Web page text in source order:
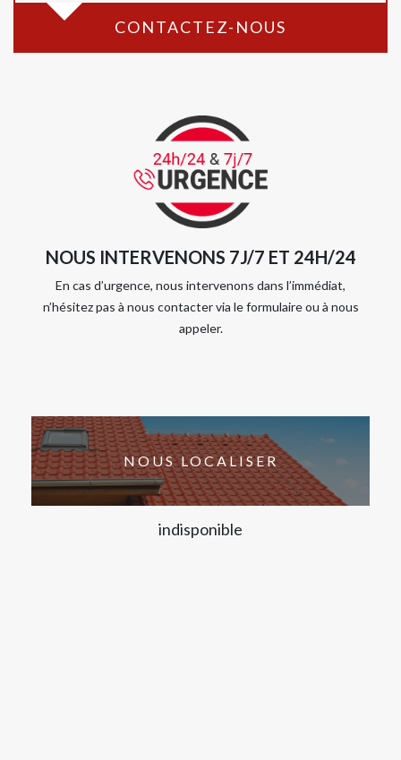
CONTACTEZ-NOUS
NOUS INTERVENONS 7J/7 ET 24H/24
En cas d’urgence, nous intervenons dans l’immédiat,
n’hésitez pas à nous contacter via le formulaire ou à nous
appeler.
NOUS LOCALISER
indisponible